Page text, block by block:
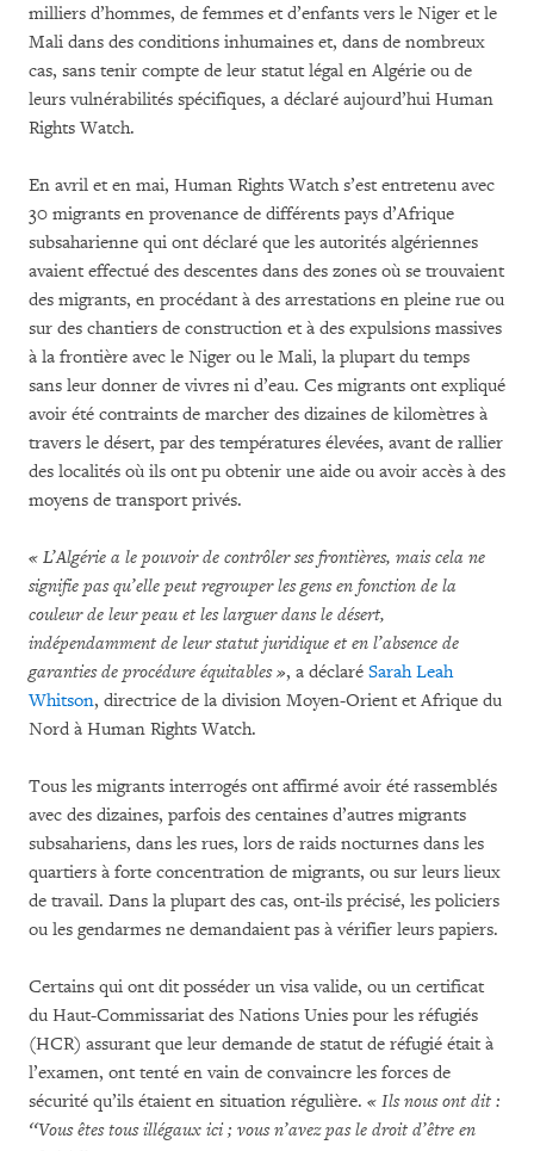
milliers d’hommes, de femmes et d’enfants vers le Niger et le
Mali dans des conditions inhumaines et, dans de nombreux
cas, sans tenir compte de leur statut légal en Algérie ou de
leurs vulnérabilités spécifiques, a déclaré aujourd’hui Human
Rights Watch.
En avril et en mai, Human Rights Watch s’est entretenu avec
30 migrants en provenance de différents pays d’Afrique
subsaharienne qui ont déclaré que les autorités algériennes
avaient effectué des descentes dans des zones où se trouvaient
des migrants, en procédant à des arrestations en pleine rue ou
sur des chantiers de construction et à des expulsions massives
à la frontière avec le Niger ou le Mali, la plupart du temps
sans leur donner de vivres ni d’eau. Ces migrants ont expliqué
avoir été contraints de marcher des dizaines de kilomètres à
travers le désert, par des températures élevées, avant de rallier
des localités où ils ont pu obtenir une aide ou avoir accès à des
moyens de transport privés.
« L’Algérie a le pouvoir de contrôler ses frontières, mais cela ne
signifie pas qu’elle peut regrouper les gens en fonction de la
couleur de leur peau et les larguer dans le désert,
indépendamment de leur statut juridique et en l’absence de
garanties de procédure équitables », a déclaré Sarah Leah
Whitson, directrice de la division Moyen-Orient et Afrique du
Nord à Human Rights Watch.
Tous les migrants interrogés ont affirmé avoir été rassemblés
avec des dizaines, parfois des centaines d’autres migrants
subsahariens, dans les rues, lors de raids nocturnes dans les
quartiers à forte concentration de migrants, ou sur leurs lieux
de travail. Dans la plupart des cas, ont-ils précisé, les policiers
ou les gendarmes ne demandaient pas à vérifier leurs papiers.
Certains qui ont dit posséder un visa valide, ou un certificat
du Haut-Commissariat des Nations Unies pour les réfugiés
(HCR) assurant que leur demande de statut de réfugié était à
l’examen, ont tenté en vain de convaincre les forces de
sécurité qu’ils étaient en situation régulière. « Ils nous ont dit :
‘‘Vous êtes tous illégaux ici ; vous n’avez pas le droit d’être en